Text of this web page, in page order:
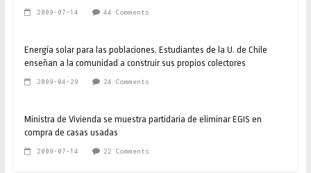
2009-07-14 44 Comments
Energía solar para las poblaciones. Estudiantes de la U. de Chile
enseñan a la comunidad a construir sus propios colectores
2009-04-29 24 Comments
Ministra de Vivienda se muestra partidaria de eliminar EGIS en
compra de casas usadas
2009-07-14 22 Comments